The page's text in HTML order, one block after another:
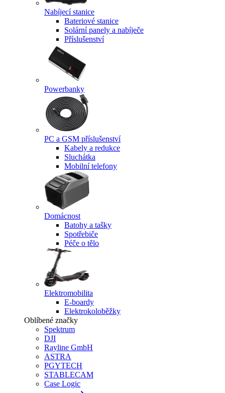
Nabíjecí stanice
Bateriové stanice
Solární panely a nabíječe
Příslušenství
Powerbanky
PC a GSM příslušenství
Kabely a redukce
Sluchátka
Mobilní telefony
Domácnost
Batohy a tašky
Spotřebiče
Péče o tělo
Elektromobilita
E-boardy
Elektrokoloběžky
Oblíbené značky
Spektrum
DJI
Rayline GmbH
ASTRA
PGYTECH
STABLECAM
Case Logic